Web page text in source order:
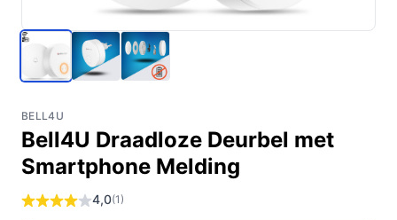
BELL4U
Bell4U Draadloze Deurbel met
Smartphone Melding
4,0(1)